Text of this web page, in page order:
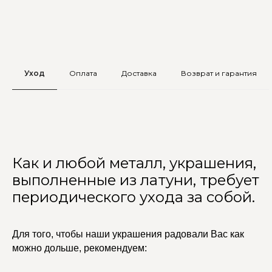
Уход Оплата Доставка Возврат и гарантия
Как и любой металл, украшения,
выполненные из латуни, требует
периодического ухода за собой.
Для того, чтобы наши украшения радовали Вас как
можно дольше, рекомендуем: